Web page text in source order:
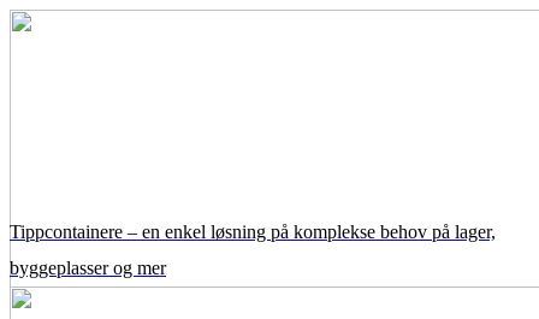
Tippcontainere – en enkel løsning på komplekse behov på lager,
byggeplasser og mer